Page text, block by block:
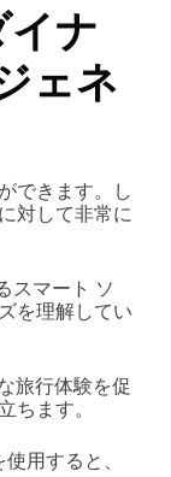
ナ
ェネ
できます。し
対して非常に
スマート ソ
を理解してい
旅行体験を促
ます。
用すると、